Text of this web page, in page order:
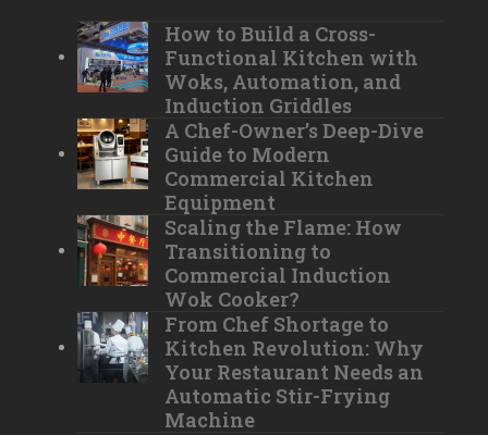
How to Build a Cross-
Functional Kitchen with
Woks, Automation, and
Induction Griddles
A Chef-Owner’s Deep-Dive
Guide to Modern
Commercial Kitchen
Equipment
Scaling the Flame: How
Transitioning to
Commercial Induction
Wok Cooker?
From Chef Shortage to
Kitchen Revolution: Why
Your Restaurant Needs an
Automatic Stir-Frying
Machine